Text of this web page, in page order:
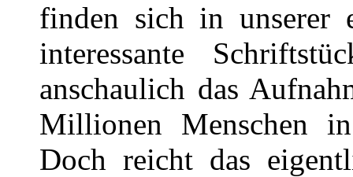
finden sich in unserer
interessante
anschaulich das
Millionen Menschen
Doch reicht das